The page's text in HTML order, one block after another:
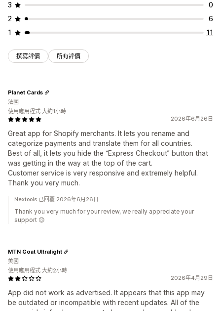
3
0
2
6
1
11
撰寫評價 所有評價
2026年6月26日
Great app for Shopify merchants. It lets you rename and
categorize payments and translate them for all countries.
Best of all, it lets you hide the “Express Checkout” button that
was getting in the way at the top of the cart.
Customer service is very responsive and extremely helpful.
Thank you very much.
Planet Cards
法國
使用應用程式 大約1小時
Nextools 已回覆 2026年6月26日
Thank you very much for your review, we really appreciate your
support 😊
2026年4月29日
App did not work as advertised. It appears that this app may
be outdated or incompatible with recent updates. All of the
MTN Goat Ultralight
美國
使用應用程式 大約2小時